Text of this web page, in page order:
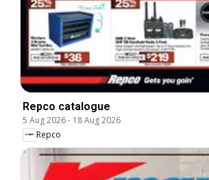
Repco catalogue
5 Aug 2026- 18 Aug 2026
Repco